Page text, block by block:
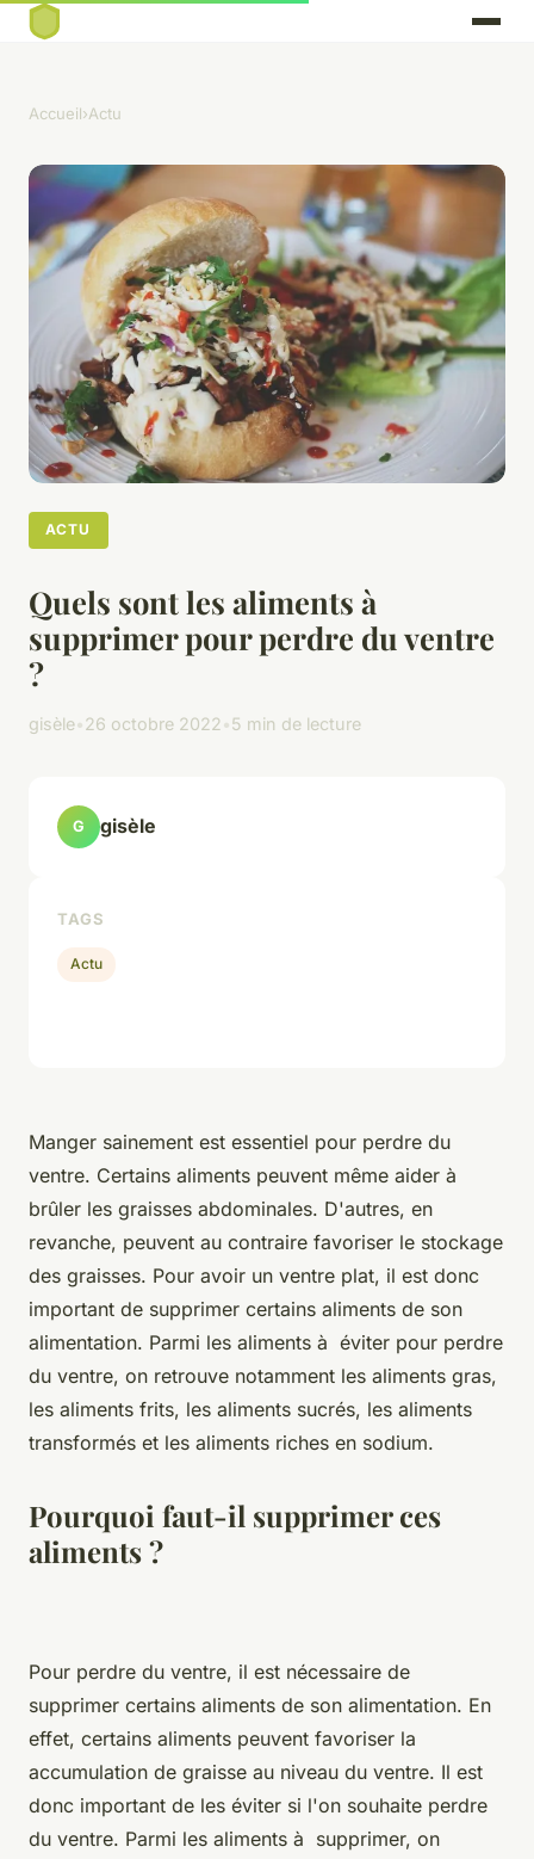
Accueil›Actu
ACTU
Quels sont les aliments à
supprimer pour perdre du ventre
?
gisèle•26 octobre 2022•5 min de lecture
Manger sainement est essentiel pour perdre du
ventre. Certains aliments peuvent même aider à
brûler les graisses abdominales. D'autres, en
revanche, peuvent au contraire favoriser le stockage
des graisses. Pour avoir un ventre plat, il est donc
important de supprimer certains aliments de son
alimentation. Parmi les aliments à éviter pour perdre
du ventre, on retrouve notamment les aliments gras,
les aliments frits, les aliments sucrés, les aliments
transformés et les aliments riches en sodium.
Pourquoi faut-il supprimer ces
aliments ?
Pour perdre du ventre, il est nécessaire de
supprimer certains aliments de son alimentation. En
effet, certains aliments peuvent favoriser la
accumulation de graisse au niveau du ventre. Il est
donc important de les éviter si l'on souhaite perdre
du ventre. Parmi les aliments à supprimer, on
G gisèle
TAGS
Actu